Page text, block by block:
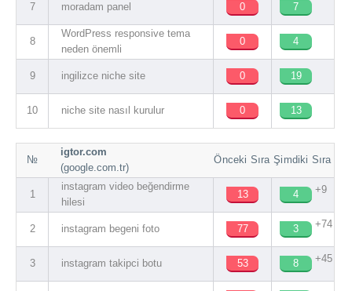
7 moradam panel 0 7
8
WordPress responsive tema
neden önemli
0 4
9 ingilizce niche site 0 19
10 niche site nasıl kurulur 0 13
№
igtor.com
(google.com.tr)
Önceki Sıra Şimdiki Sıra
1
instagram video beğendirme
hilesi
13 4 +9
2 instagram begeni foto 77 3 +74
3 instagram takipci botu 53 8 +45